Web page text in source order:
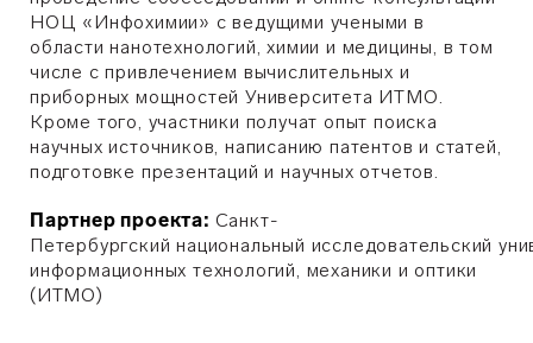
НОЦ «Инфохимии» с ведущими учеными в
области нанотехнологий, химии и медицины, в том
числе с привлечением вычислительных и
приборных мощностей Университета ИТМО.
Кроме того, участники получат опыт поиска
научных источников, написанию патентов и статей,
подготовке презентаций и научных отчетов.
Партнер проекта: Санкт-
Петербургский национальный исследовательский
информационных технологий, механики и оптики
(ИТМО)